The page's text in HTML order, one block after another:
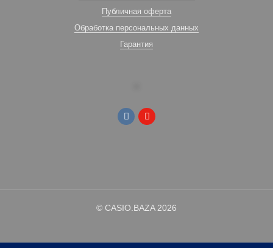
Публичная оферта
Обработка персональных данных
Гарантия
© CASIO.BAZA 2026